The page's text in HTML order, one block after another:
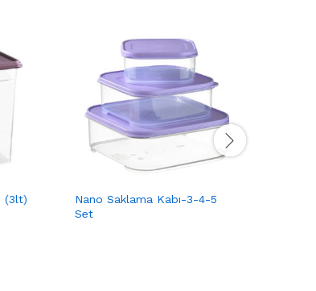
(3lt)
Nano Saklama Kabı-3-4-5
Set